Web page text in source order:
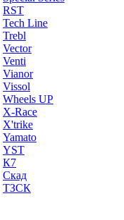
RST
Tech Line
Trebl
Vector
Venti
Vianor
Vissol
Wheels UP
X-Race
X'trike
Yamato
YST
К7
Скад
ТЗСК